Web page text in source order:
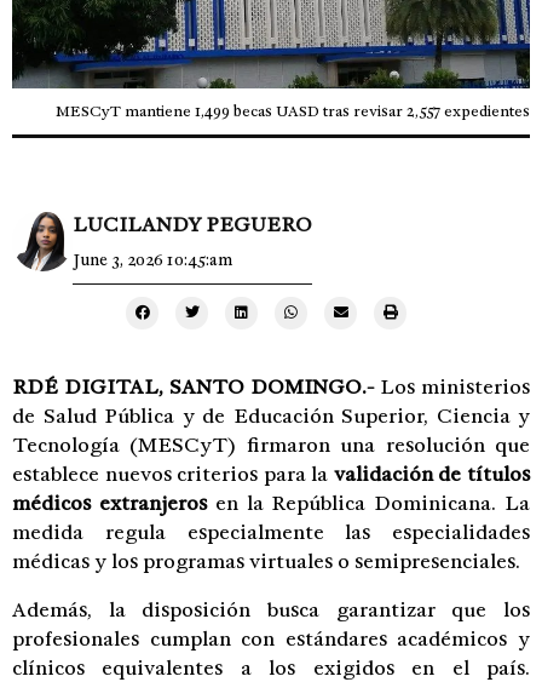
MESCyT mantiene 1,499 becas UASD tras revisar 2,557 expedientes
LUCILANDY PEGUERO
June 3, 2026 10:45:am
RDÉ DIGITAL, SANTO DOMINGO.- Los ministerios
de Salud Pública y de Educación Superior, Ciencia y
Tecnología (MESCyT) firmaron una resolución que
establece nuevos criterios para la validación de títulos
médicos extranjerosen la República Dominicana. La
medida regula especialmente las especialidades
médicas y los programas virtuales o semipresenciales.
Además, la disposición busca garantizar que los
profesionales cumplan con estándares académicos y
clínicos equivalentes a los exigidos en el país.